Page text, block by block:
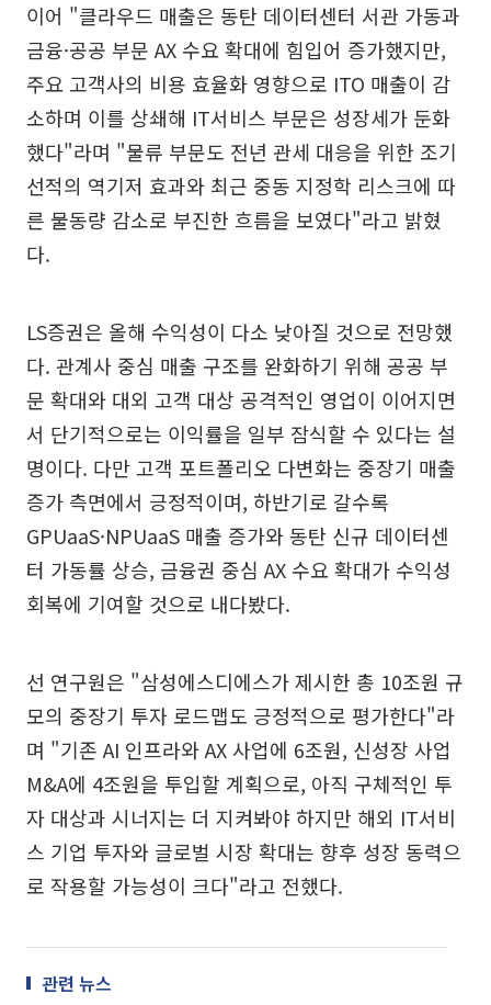
이어 "클라우드 매출은 동탄 데이터센터 서관 가동과
금융·공공 부문 AX 수요 확대에 힘입어 증가했지만,
주요 고객사의 비용 효율화 영향으로 ITO 매출이 감
소하며 이를 상쇄해 IT서비스 부문은 성장세가 둔화
했다"라며 "물류 부문도 전년 관세 대응을 위한 조기
선적의 역기저 효과와 최근 중동 지정학 리스크에 따
른 물동량 감소로 부진한 흐름을 보였다"라고 밝혔
다.
LS증권은 올해 수익성이 다소 낮아질 것으로 전망했
다. 관계사 중심 매출 구조를 완화하기 위해 공공 부
문 확대와 대외 고객 대상 공격적인 영업이 이어지면
서 단기적으로는 이익률을 일부 잠식할 수 있다는 설
명이다. 다만 고객 포트폴리오 다변화는 중장기 매출
증가 측면에서 긍정적이며, 하반기로 갈수록
GPUaaS·NPUaaS 매출 증가와 동탄 신규 데이터센
터 가동률 상승, 금융권 중심 AX 수요 확대가 수익성
회복에 기여할 것으로 내다봤다.
선 연구원은 "삼성에스디에스가 제시한 총 10조원 규
모의 중장기 투자 로드맵도 긍정적으로 평가한다"라
며 "기존 AI 인프라와 AX 사업에 6조원, 신성장 사업
M&A에 4조원을 투입할 계획으로, 아직 구체적인 투
자 대상과 시너지는 더 지켜봐야 하지만 해외 IT서비
스 기업 투자와 글로벌 시장 확대는 향후 성장 동력으
로 작용할 가능성이 크다"라고 전했다.
관련 뉴스